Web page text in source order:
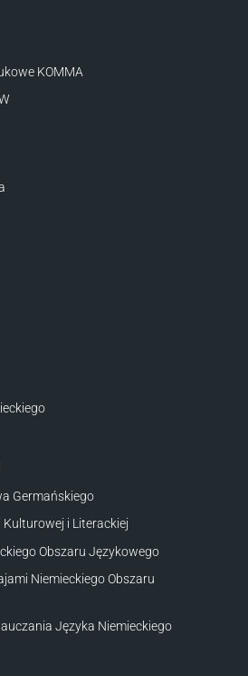
KOMMA
Germańskiego
i Literackiej
Obszaru Językowego
Niemieckiego Obszaru
Języka Niemieckiego